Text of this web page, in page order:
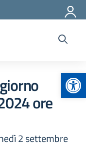
ore
2 settembre